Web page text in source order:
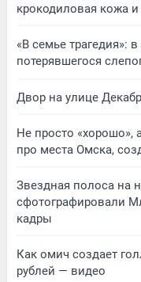
крокодиловая кожа
«В семье трагедия»:
потерявшегося
Двор на улице
Не просто «хорошо»,
про места Омска,
Звездная полоса на
сфотографировали
кадры
Как омич создает
рублей — видео